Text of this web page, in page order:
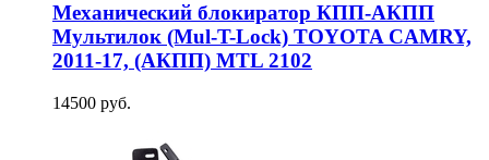
Механический блокиратор КПП-АКПП
Мультилок (Mul-T-Lock) TOYOTA CAMRY,
2011-17, (АКПП) MTL 2102
14500 руб.